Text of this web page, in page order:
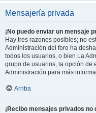
Mensajería privada
¡No puedo enviar un mensaje
Hay tres razones posibles; no
Administración del foro ha
todos los usuarios, o bien La
grupo de usuarios, la opción de
Administración para más
Arriba
¡Recibo mensajes privados no